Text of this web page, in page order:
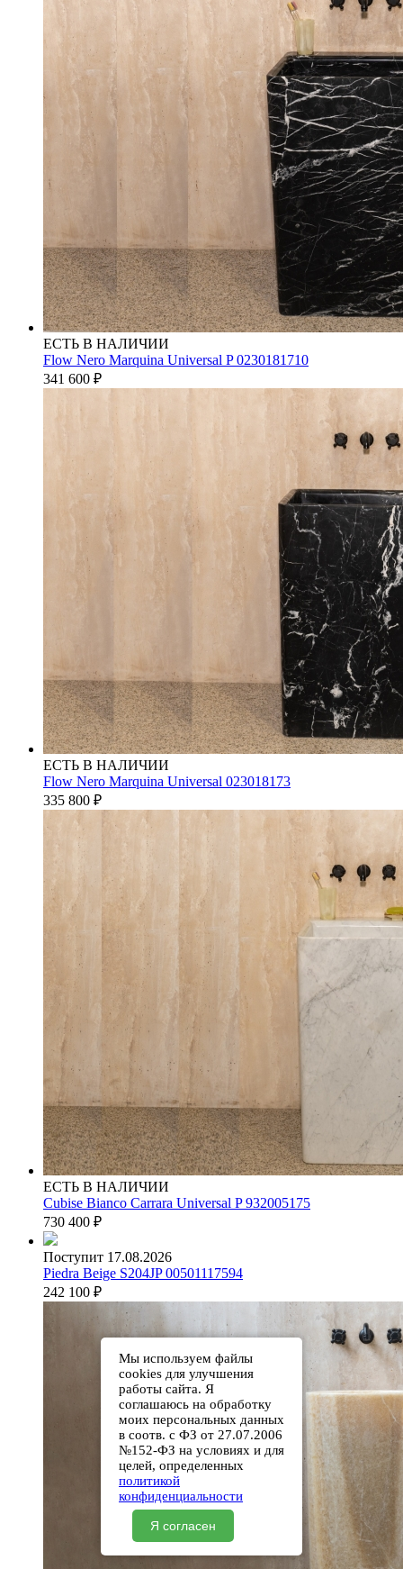
ЕСТЬ В НАЛИЧИИ
Flow Nero Marquina Universal P 0230181710
341 600 ₽
ЕСТЬ В НАЛИЧИИ
Flow Nero Marquina Universal 023018173
335 800 ₽
ЕСТЬ В НАЛИЧИИ
Cubise Bianco Carrara Universal P 932005175
730 400 ₽
Поступит 17.08.2026
Piedra Beige S204JP 00501117594
242 100 ₽
Мы используем файлы
cookies для улучшения
работы сайта. Я
соглашаюсь на обработку
моих персональных данных
в соотв. с ФЗ от 27.07.2006
№152-ФЗ на условиях и для
целей, определенных
политикой
конфиденциальности
Я согласен